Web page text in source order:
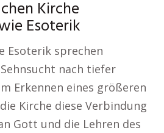
Kirche
Esoterik
Esoterik sprechen
nach tiefer
Erkennen eines größeren
Kirche diese Verbindung
Gott und die Lehren des